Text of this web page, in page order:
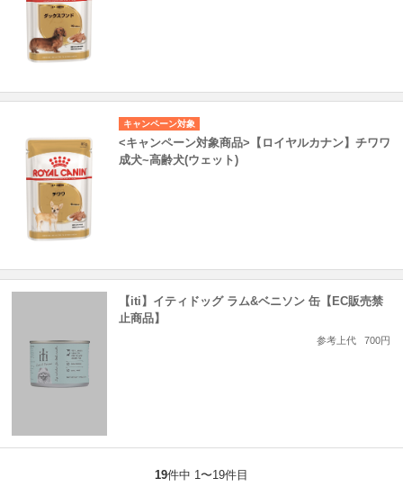
キャンペーン対象
<キャンペーン対象商品>【ロイヤルカナン】チワワ
成犬~高齢犬(ウェット)
【iti】イティドッグ ラム&ベニソン 缶【EC販売禁
止商品】
参考上代 700円
19件中 1〜19件目